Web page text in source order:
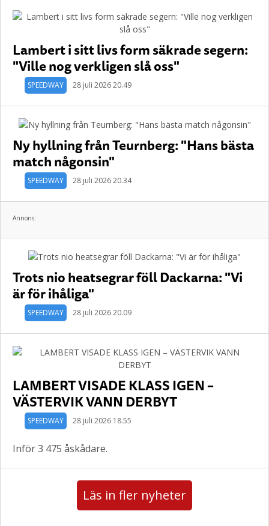
Lambert i sitt livs form säkrade segern:
"Ville nog verkligen slå oss"
SPEEDWAY 28 juli 2026 20.49
Ny hyllning från Teurnberg: "Hans bästa
match någonsin"
SPEEDWAY 28 juli 2026 20.34
Annons:
Trots nio heatsegrar föll Dackarna: "Vi
är för ihåliga"
SPEEDWAY 28 juli 2026 20.09
LAMBERT VISADE KLASS IGEN –
VÄSTERVIK VANN DERBYT
SPEEDWAY 28 juli 2026 18.55
Inför 3 475 åskådare.
Läs in fler nyheter